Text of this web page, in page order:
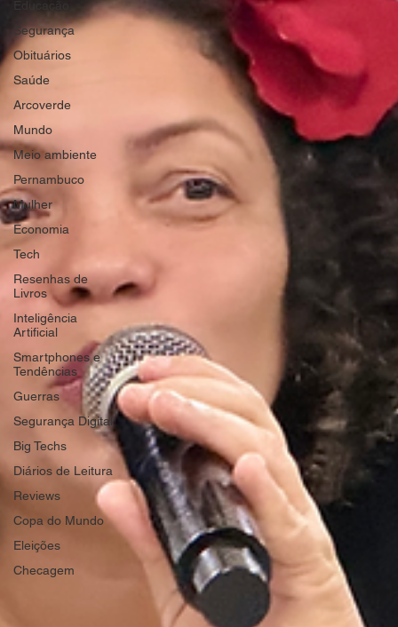
Segurança
Obituários
Saúde
Arcoverde
Mundo
Meio ambiente
Pernambuco
Mulher
Economia
Tech
Resenhas de
Livros
Inteligência
Artificial
Smartphones e
Tendências
Guerras
Segurança Digital
Big Techs
Diários de Leitura
Reviews
Copa do Mundo
Eleições
Checagem